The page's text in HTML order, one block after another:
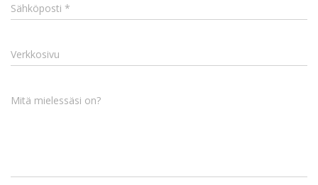
Sähköposti *
Verkkosivu
Mitä mielessäsi on?